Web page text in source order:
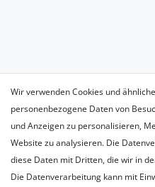
Wir verwenden Cookies und
personenbezogene Daten von
und Anzeigen zu personalisieren,
Website zu analysieren. Die
diese Daten mit Dritten, die wir in
Die Datenverarbeitung kann mit